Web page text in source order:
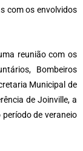
com os envolvidos
reunião com os
Bombeiros
Municipal de
de Joinville, a
de veraneio